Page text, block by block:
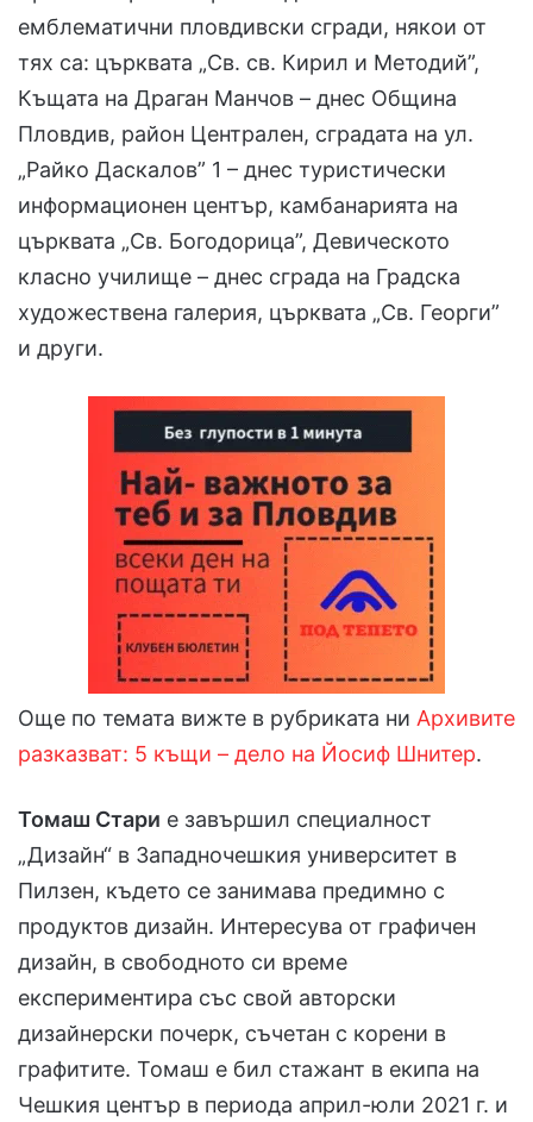
емблематични пловдивски сгради, някои от
тях са: църквата „Св. св. Кирил и Методий”,
Къщата на Драган Манчов – днес Община
Пловдив, район Централен, сградата на ул.
„Райко Даскалов” 1 – днес туристически
информационен център, камбанарията на
църквата „Св. Богодорица”, Девическото
класно училище – днес сграда на Градска
художествена галерия, църквата „Св. Георги”
и други.
Още по темата вижте в рубриката ни Архивите
разказват: 5 къщи – дело на Йосиф Шнитер.
Томаш Стари е завършил специалност
„Дизайн“ в Западночешкия университет в
Пилзен, където се занимава предимно с
продуктов дизайн. Интересува от графичен
дизайн, в свободното си време
експериментира със свой авторски
дизайнерски почерк, съчетан с корени в
графитите. Томаш е бил стажант в екипа на
Чешкия център в периода април-юли 2021 г. и